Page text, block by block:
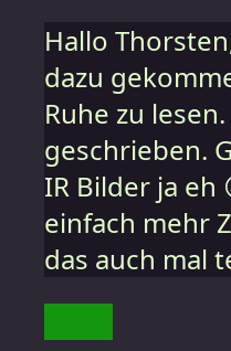
Hallo
dazu
Ruhe zu
geschrieben.
IR Bilder ja eh
einfach mehr
das auch mal